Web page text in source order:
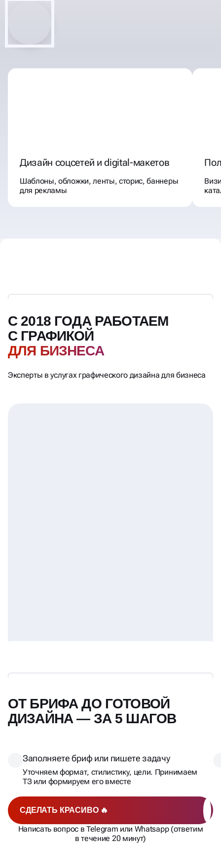
Дизайн соцсетей и digital-макетов
Шаблоны, обложки, ленты, сторис, баннеры
для рекламы
С 2018 ГОДА РАБОТАЕМ
С ГРАФИКОЙ
ДЛЯ БИЗНЕСА
Эксперты в услугах графического дизайна для бизнеса
ОТ БРИФА ДО ГОТОВОЙ
ДИЗАЙНА — ЗА 5 ШАГОВ
СДЕЛАТЬ КРАСИВО 🔥
Написать вопрос в Telegram или Whatsapp (ответим
в течение 20 минут)
Заполняете бриф или пишете задачу
Уточняем формат, стилистику, цели. Принимаем
ТЗ или формируем его вместе